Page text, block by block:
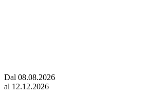
Dal 08.08.2026
al 12.12.2026